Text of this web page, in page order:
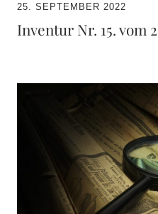
25. SEPTEMBER 2022
Inventur Nr. 15. vom